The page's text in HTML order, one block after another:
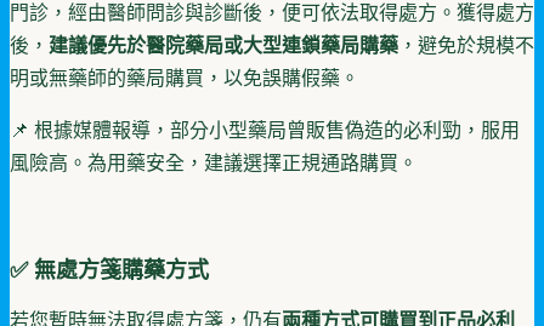
門診，經由醫師問診與診斷後，便可依法取得處方。獲得處方
後， 建議優先於醫院藥局或大型連鎖藥局購藥 ，避免於規模不
明或無藥師的藥局購買，以免誤購假藥。
📌 根據媒體報導，部分小型藥局曾販售偽造的必利勁，服用
風險高。為用藥安全，建議選擇正規通路購買。
✅ 無處方箋購藥方式
若您暫時無法取得處方箋，仍有兩種方式可購買到正品必利